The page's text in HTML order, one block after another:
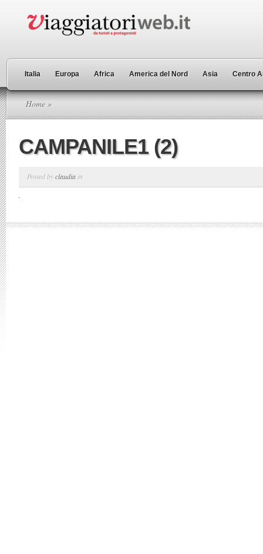
Italia Europa Africa America del Nord Asia Centro
Home »
CAMPANILE1 (2)
Posted byclaudia in